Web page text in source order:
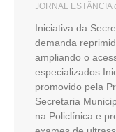
JORNAL ESTÂNCIA
Iniciativa da
demanda
ampliando o
especializados
promovido pela
Secretaria
na Policlínica e